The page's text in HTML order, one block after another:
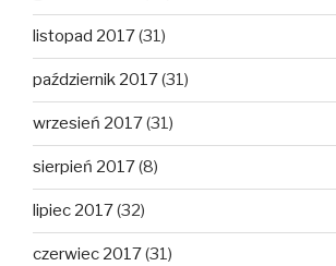
listopad 2017(31)
październik 2017(31)
wrzesień 2017(31)
sierpień 2017(8)
lipiec 2017(32)
czerwiec 2017(31)